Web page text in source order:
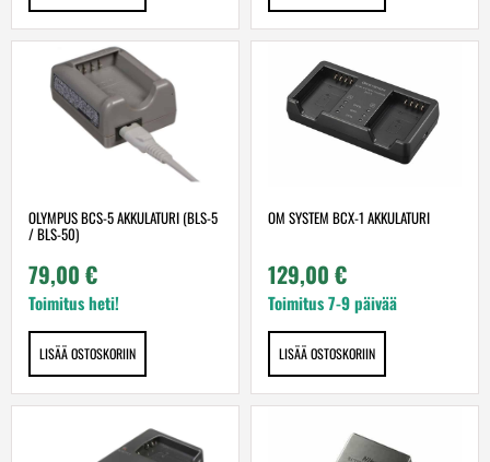
OLYMPUS BCS-5 AKKULATURI (BLS-5
/ BLS-50)
79,00 €
Toimitus heti!
LISÄÄ OSTOSKORIIN
OM SYSTEM BCX-1 AKKULATURI
129,00 €
Toimitus 7-9 päivää
LISÄÄ OSTOSKORIIN